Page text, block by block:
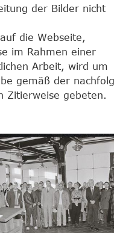
der Bilder nicht
die Webseite,
im Rahmen einer
Arbeit, wird um
gemäß der
Zitierweise gebeten.